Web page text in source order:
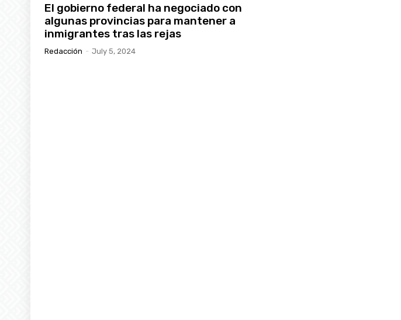
El gobierno federal ha negociado con
algunas provincias para mantener a
inmigrantes tras las rejas
Redacción - July 5, 2024